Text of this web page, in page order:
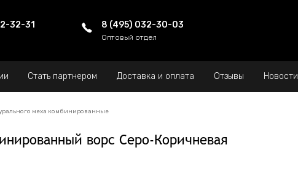
32-31 8 (495) 032-30-03
Оптовый отдел
Стать партнером Доставка и оплата Отзывы Новости
меха комбинированные
ворс Серо-Коричневая